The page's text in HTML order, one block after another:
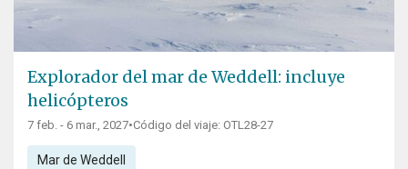
Explorador del mar de Weddell: incluye
helicópteros
7 feb. - 6 mar., 2027•Código del viaje: OTL28-27
Mar de Weddell